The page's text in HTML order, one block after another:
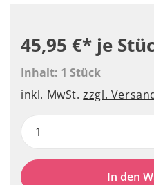
45,95 €* je
Inhalt: 1 Stück
inkl. MwSt.zzgl.
In den